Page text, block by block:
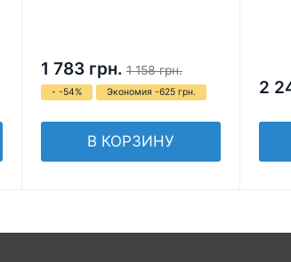
1 783 грн. 1 158 грн.
- -54% Экономия -625 грн.
В КОРЗИНУ
2